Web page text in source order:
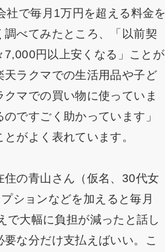
で毎月1万円を超える料金を
べてみたところ、「以前契
円以上安くなる」ことが
ラクマでの生活用品や子ど
マでの買い物に使っていま
ですごく助かっています」
がよく表れています。
の青山さん（仮名、30代女
ションなどを加えると毎月
大幅に負担が減ったと話し
な分だけ支払えばいい。こ